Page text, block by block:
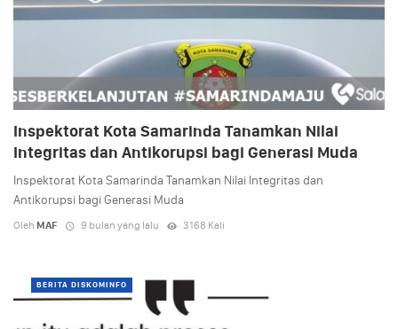
Inspektorat Kota Samarinda Tanamkan Nilai
Integritas dan Antikorupsi bagi Generasi Muda
Inspektorat Kota Samarinda Tanamkan Nilai Integritas dan
Antikorupsi bagi Generasi Muda
Oleh MAF 9 bulan yang lalu 3168 Kali
BERITA DISKOMINFO